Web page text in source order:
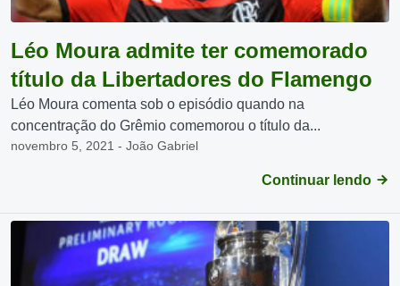
Léo Moura admite ter comemorado
título da Libertadores do Flamengo
Léo Moura comenta sob o episódio quando na
concentração do Grêmio comemorou o título da...
novembro 5, 2021 - João Gabriel
Continuar lendo